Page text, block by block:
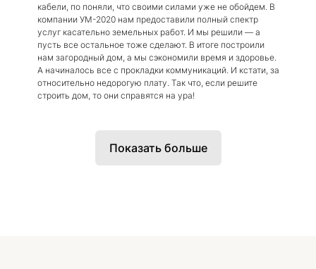
кабели, по поняли, что своими силами уже не обойдем. В
компании УМ-2020 нам предоставили полный спектр
услуг касательно земельных работ. И мы решили — а
пусть все остальное тоже сделают. В итоге построили
нам загородный дом, а мы сэкономили время и здоровье.
А начиналось все с прокладки коммуникаций. И кстати, за
относительно недорогую плату. Так что, если решите
строить дом, то они справятся на ура!
Показать больше